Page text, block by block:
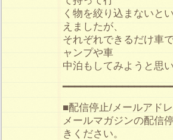
く物を絞り込まないと
えましたが、
それぞれできるだけ車
ャンプや車
中泊もしてみようと思
■配信停止/メールアド
メールマガジンの配信
きください。